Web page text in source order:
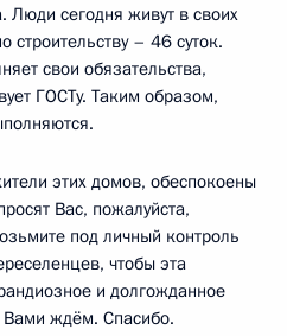
сегодня живут в своих
строительству – 46 суток.
свои обязательства,
ГОСТу. Таким образом,
этих домов, обеспокоены
Вас, пожалуйста,
под личный контроль
чтобы эта
и долгожданное
Вами ждём. Спасибо.